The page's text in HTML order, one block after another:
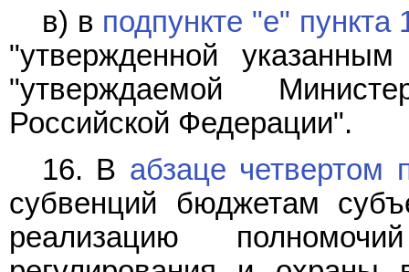
в) в подпункте "е" пункта
"утвержденной
"утверждаемой
Российской Федерации".
16. В абзаце четвертом
субвенций бюджетам
реализацию